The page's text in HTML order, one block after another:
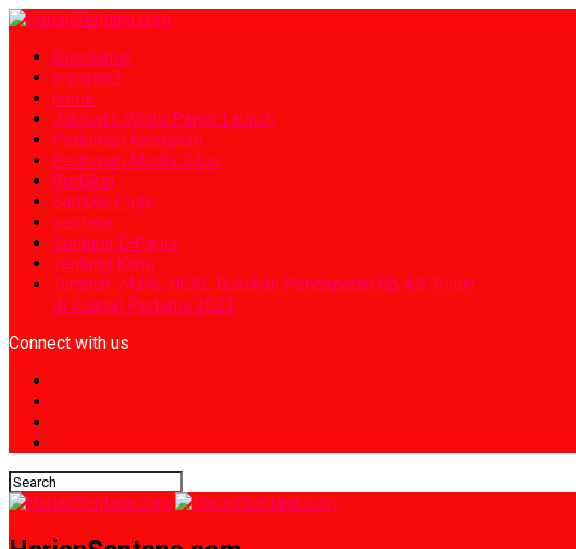
Disclaimer
e-paper2
home
Jokowi’s White Paper Launch
Pedoman Kebijakan
Pedoman Media Siber
Redaksi
Sample Page
sentana
Sentana E-Paper
Tentang Kami
Tumbuh 74,6%, NCKL Bukukan Pendapatan Rp 4,8 Triliun
di Kuartal Pertama 2023
Connect with us